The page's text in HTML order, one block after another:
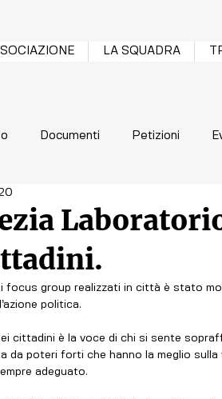
LA SQUADRA
Documenti Petizioni
focus group realizzati in città è stato
politica.
cittadini è la voce di chi si sente
da poteri forti che hanno la meglio
adeguato.